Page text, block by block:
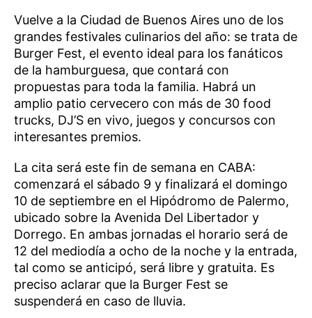
Vuelve a la Ciudad de Buenos Aires uno de los
grandes festivales culinarios del año: se trata de
Burger Fest, el evento ideal para los fanáticos
de la hamburguesa, que contará con
propuestas para toda la familia. Habrá un
amplio patio cervecero con más de 30 food
trucks, DJ’S en vivo, juegos y concursos con
interesantes premios.
La cita será este fin de semana en CABA:
comenzará el sábado 9 y finalizará el domingo
10 de septiembre en el Hipódromo de Palermo,
ubicado sobre la Avenida Del Libertador y
Dorrego. En ambas jornadas el horario será de
12 del mediodía a ocho de la noche y la entrada,
tal como se anticipó, será libre y gratuita. Es
preciso aclarar que la Burger Fest se
suspenderá en caso de lluvia.